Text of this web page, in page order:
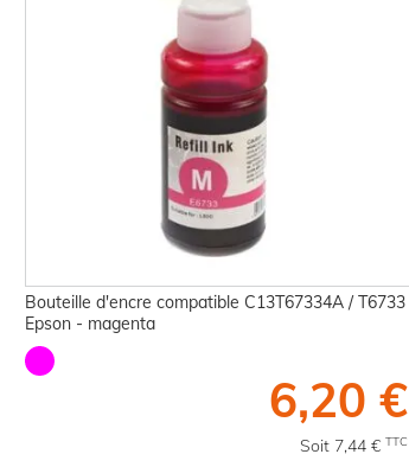
Bouteille d'encre compatible C13T67334A / T6733
Epson - magenta
6,20 €
Soit 7,44 € TTC